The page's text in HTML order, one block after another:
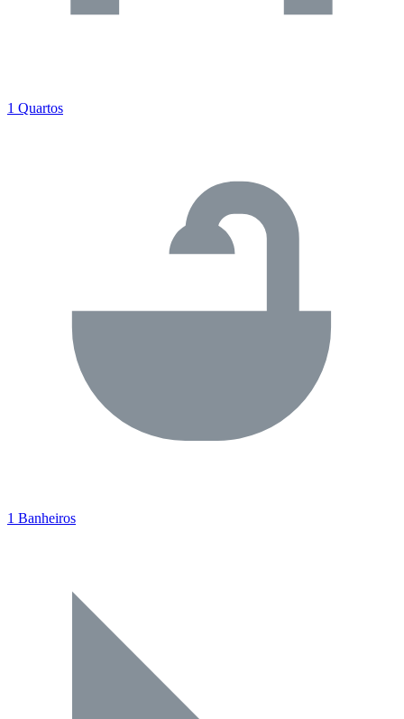
1 Quartos
1 Banheiros